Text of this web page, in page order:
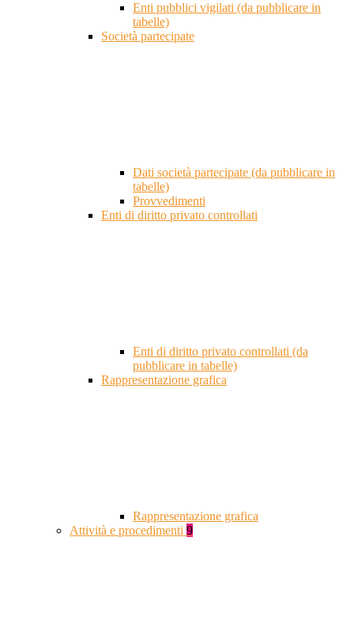
Enti pubblici vigilati (da pubblicare in
tabelle)
Società partecipate
Dati società partecipate (da pubblicare in
tabelle)
Provvedimenti
Enti di diritto privato controllati
Enti di diritto privato controllati (da
pubblicare in tabelle)
Rappresentazione grafica
Rappresentazione grafica
Attività e procedimenti 9